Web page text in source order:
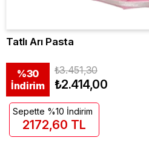
Tatlı Arı Pasta
%30
İndirim
₺3.451,30
₺2.414,00
Sepette %10 İndirim
2172,60 TL